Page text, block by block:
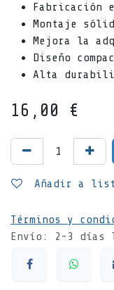
Fabricación
Montaje
Mejora la
Diseño
Alta
16,00 €
Añadir a
Términos y
Envío: 2-3 días